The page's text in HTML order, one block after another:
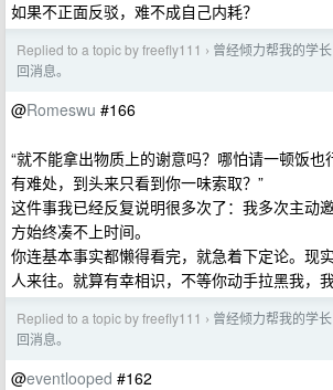
如果不正面反驳，难不成自己内耗？
Replied to a topic by freefly111 › 曾经倾力帮我的学
回消息。
@Romeswu #166
“就不能拿出物质上的谢意吗？哪怕请一顿饭
有难处，到头来只看到你一味索取？”
这件事我已经反复说明很多次了：我多次主动
方始终凑不上时间。
你连基本事实都懒得看完，就急着下定论。现
人来往。就算有幸相识，不等你动手拉黑我，
Replied to a topic by freefly111 › 曾经倾力帮我的学
回消息。
@eventlooped #162